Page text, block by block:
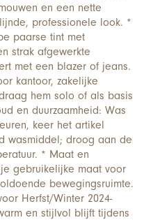
en een nette
professionele look. *
paarse tint met
strak afgewerkte
met een blazer of jeans.
kantoor, zakelijke
hem solo of als basis
en duurzaamheid: Was
keer het artikel
wasmiddel; droog aan de
* Maat en
gebruikelijke maat voor
bewegingsruimte.
Herfst/Winter 2024-
en stijlvol blijft tijdens